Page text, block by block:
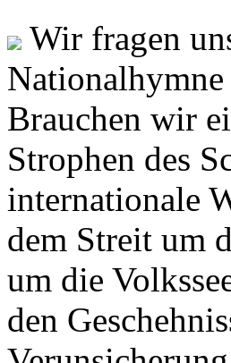
Wir fragen
Brauchen wir
Strophen des
internationale
dem Streit um
um die
den